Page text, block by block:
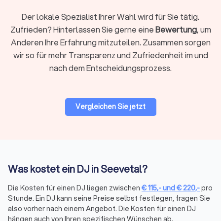
Vertrauen Sie auf Trustlocal für DJs in
Seevetal
Mit Trustlocal wird die Suche nach dem idealen DJ zum
Kinderspiel. Wir ermitteln eine Liste derTop 10 DJs in
unzuverlässige Anbieter werden konsequent entfernt. Filtern
Sie bequem nach Entfernung, Anlass oder Verfügbarkeit und
blättern Sie durchgebündelte Bewertungen von echten
Den perfekten DJ in Seevetal
finden
Der lokale Spezialist Ihrer Wahl wird für Sie tätig.
Zufrieden? Hinterlassen Sie gerne eineBewertung, um
Anderen Ihre Erfahrung mitzuteilen. Zusammen sorgen
wir so für mehr Transparenz und Zufriedenheit im und
nach dem Entscheidungsprozess.
Vergleichen Sie jetzt
Was kostet ein DJ in Seevetal?
Die Kosten für einen DJ liegen zwischen €115,-und€220,-pro
Stunde. Ein DJ kann seine Preise selbst festlegen, fragen Sie
also vorher nach einem Angebot. Die Kosten für einen DJ